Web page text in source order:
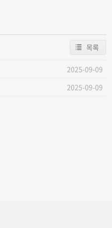
목록
2025-09-09
2025-09-09